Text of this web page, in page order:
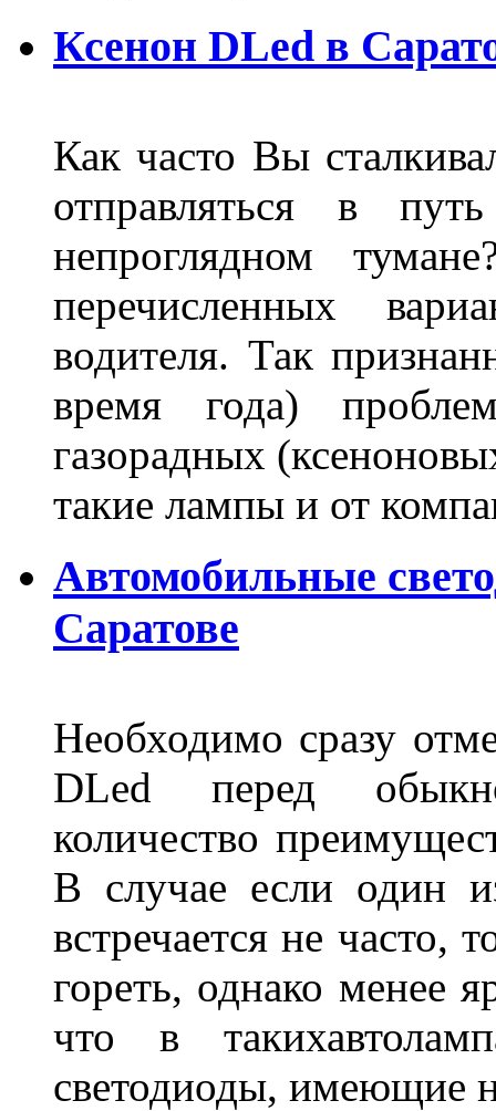
Ксенон DLed в
Как часто Вы
отправляться в
непроглядном
перечисленных
водителя. Так
время года)
газорадных
такие лампы и от
Автомобильные
Саратове
Необходимо сразу
DLed перед
количество
В случае если один
встречается не часто,
гореть, однако менее
что в
светодиоды, имеющие